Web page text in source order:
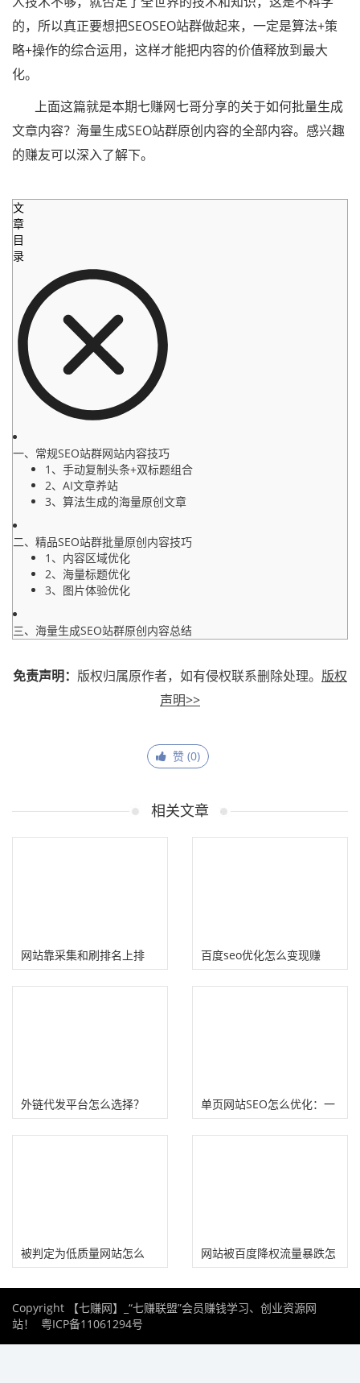
的，所以真正要想把SEOSEO站群做起来，一定是算法+策
略+操作的综合运用，这样才能把内容的价值释放到最大
化。
上面这篇就是本期七赚网七哥分享的关于如何批量生成
文章内容？海量生成SEO站群原创内容的全部内容。感兴趣
的赚友可以深入了解下。
文
章
目
录
一、常规SEO站群网站内容技巧
1、手动复制头条+双标题组合
2、AI文章养站
3、算法生成的海量原创文章
二、精品SEO站群批量原创内容技巧
1、内容区域优化
2、海量标题优化
3、图片体验优化
三、海量生成SEO站群原创内容总结
免责声明： 版权归属原作者，如有侵权联系删除处理。 版权
声明>>
赞 (0)
相关文章
网站靠采集和刷排名上排
名？SEO行业优化思考
百度seo优化怎么变现赚
钱？
外链代发平台怎么选择？
SEO外链代发注意事项！
单页网站SEO怎么优化：一
文讲明白单页网站核心优化
被判定为低质量网站怎么
网站被百度降权流量暴跌怎
Copyright 【七赚网】_“七赚联盟”会员赚钱学习、创业资源网
站！ 粤ICP备11061294号